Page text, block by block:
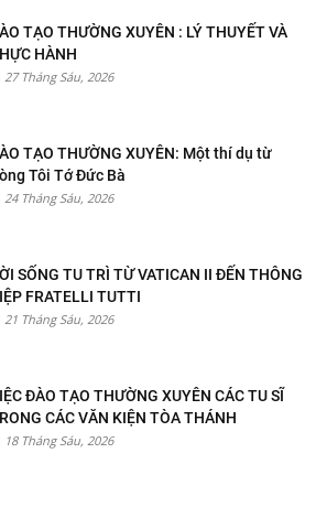
TẠO THƯỜNG XUYÊN : LÝ THUYẾT VÀ
HÀNH
27 Tháng Sáu, 2026
TẠO THƯỜNG XUYÊN: Một thí dụ từ
Tôi Tớ Đức Bà
24 Tháng Sáu, 2026
SỐNG TU TRÌ TỪ VATICAN II ĐẾN THÔNG
FRATELLI TUTTI
21 Tháng Sáu, 2026
ĐÀO TẠO THƯỜNG XUYÊN CÁC TU SĨ
CÁC VĂN KIỆN TÒA THÁNH
18 Tháng Sáu, 2026